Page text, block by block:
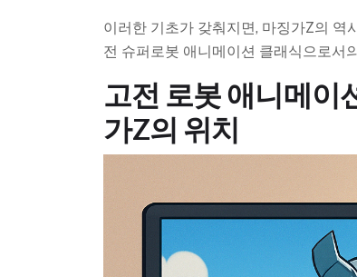
이러한 기초가 갖춰지면, 마징가Z의 역
전 슈퍼로봇 애니메이션 클래식으로서
고전 로봇 애니메이
가Z의 위치